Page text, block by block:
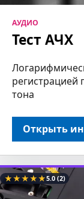
АУДИО
Тест АЧХ
регистрацией
тона
Открыть
★★★★★5.0(2)